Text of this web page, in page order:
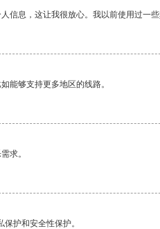
信息，这让我很放心。我以前使用过一
能够支持更多地区的线路。
求。
护和安全性保护。